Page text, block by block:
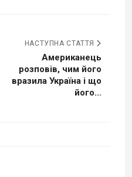
НАСТУПНА СТАТТЯ
Американець
розповів, чим його
вразила Україна і що
його...